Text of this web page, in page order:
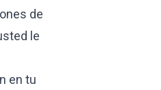
de
le
en tu